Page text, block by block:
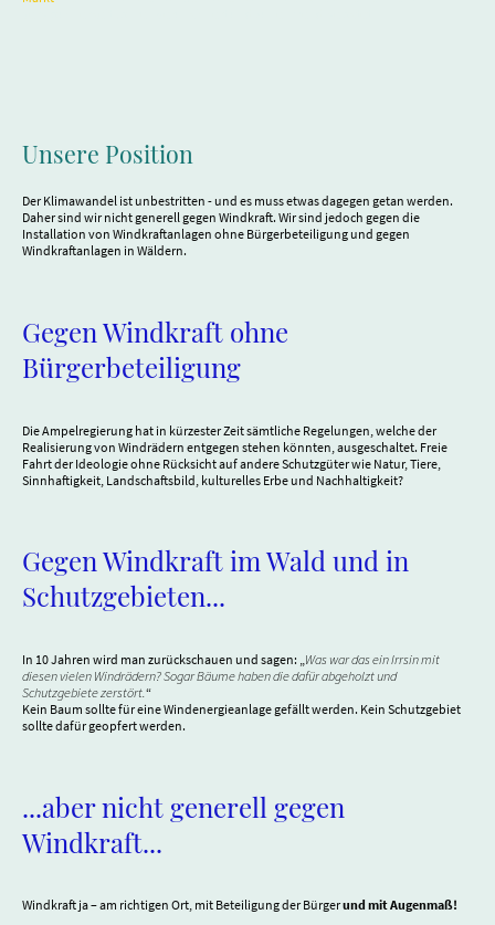
Unsere Position
Der Klimawandel ist unbestritten - und es muss etwas dagegen getan werden.
Daher sind wir nicht generell gegen Windkraft. Wir sind jedoch gegen die
Installation von Windkraftanlagen ohne Bürgerbeteiligung und gegen
Windkraftanlagen in Wäldern.
Gegen Windkraft ohne
Bürgerbeteiligung
Die Ampelregierung hat in kürzester Zeit sämtliche Regelungen, welche der
Realisierung von Windrädern entgegen stehen könnten, ausgeschaltet. Freie
Fahrt der Ideologie ohne Rücksicht auf andere Schutzgüter wie Natur, Tiere,
Sinnhaftigkeit, Landschaftsbild, kulturelles Erbe und Nachhaltigkeit?
Gegen Windkraft im Wald und in
Schutzgebieten...
In 10 Jahren wird man zurückschauen und sagen: „ Was war das ein Irrsin mit
diesen vielen Windrädern? Sogar Bäume haben die dafür abgeholzt und
Schutzgebiete zerstört. “
Kein Baum sollte für eine Windenergieanlage gefällt werden. Kein Schutzgebiet
sollte dafür geopfert werden.
...aber nicht generell gegen
Windkraft...
Windkraft ja – am richtigen Ort, mit Beteiligung der Bürgerund mit Augenmaß!